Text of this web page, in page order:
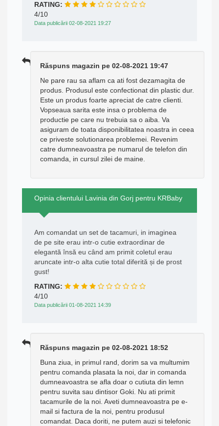
RATING:
4/10
Data publicării 02-08-2021 19:27
Răspuns magazin pe 02-08-2021 19:47
Ne pare rau sa aflam ca ati fost dezamagita de
produs. Produsul este confectionat din plastic dur.
Este un produs foarte apreciat de catre clienti.
Vopseaua sarita este insa o problema de
productie pe care nu trebuia sa o aiba. Va
asiguram de toata disponibilitatea noastra in ceea
ce priveste solutionarea problemei. Revenim
catre dumneavoastra pe numarul de telefon din
comanda, in cursul zilei de maine.
Opinia clientului Lavinia din Gorj pentru KRBaby
Am comandat un set de tacamuri, in imaginea
de pe site erau intr-o cutie extraordinar de
elegantă însă eu când am primit coletul erau
aruncate intr-o alta cutie total diferită și de prost
gust!
RATING:
4/10
Data publicării 01-08-2021 14:39
Răspuns magazin pe 02-08-2021 18:52
Buna ziua, in primul rand, dorim sa va multumim
pentru comanda plasata la noi, dar in comanda
dumneavoastra se afla doar o cutiuta din lemn
pentru suvita sau dintisor Goki. Nu ati primit
tacamurile de la noi. Aveti dumneavoastra pe e-
mail si factura de la noi, pentru produsul
comandat. Daca doriti, ne putem auzi si telefonic